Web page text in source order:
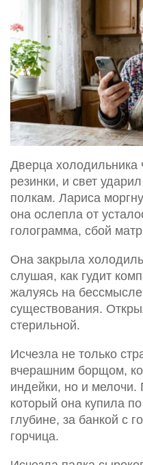
Дверца холодильника
резинки, и свет
полкам. Лариса
она ослепла от
голограмма, сбой
Она закрыла
слушая, как гудит
жалуясь на
существования.
стерильной.
Исчезла не только
вчерашним борщом,
индейки, но и мелочи.
который она купила
глубине, за банкой с
горчица.